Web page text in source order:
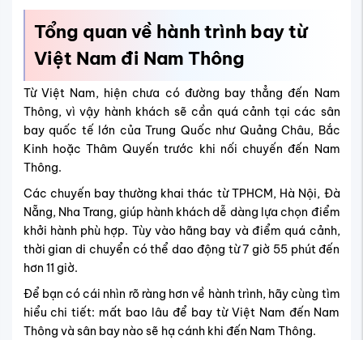
Tổng quan về hành trình bay từ
Việt Nam đi Nam Thông
Từ Việt Nam, hiện chưa có đường bay thẳng đến Nam
Thông, vì vậy hành khách sẽ cần quá cảnh tại các sân
bay quốc tế lớn của Trung Quốc như Quảng Châu, Bắc
Kinh hoặc Thâm Quyến trước khi nối chuyến đến Nam
Thông.
Các chuyến bay thường khai thác từ TPHCM, Hà Nội, Đà
Nẵng, Nha Trang, giúp hành khách dễ dàng lựa chọn điểm
khởi hành phù hợp. Tùy vào hãng bay và điểm quá cảnh,
thời gian di chuyển có thể dao động từ 7 giờ 55 phút đến
hơn 11 giờ.
Để bạn có cái nhìn rõ ràng hơn về hành trình, hãy cùng tìm
hiểu chi tiết: mất bao lâu để bay từ Việt Nam đến Nam
Thông và sân bay nào sẽ hạ cánh khi đến Nam Thông.